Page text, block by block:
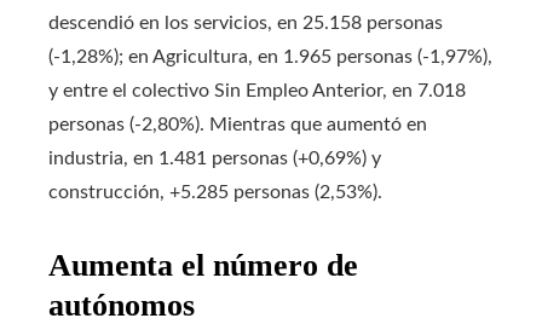
descendió en los servicios, en 25.158 personas
(-1,28%); en Agricultura, en 1.965 personas (-1,97%),
y entre el colectivo Sin Empleo Anterior, en 7.018
personas (-2,80%). Mientras que aumentó en
industria, en 1.481 personas (+0,69%) y
construcción, +5.285 personas (2,53%).
Aumenta el número de
autónomos